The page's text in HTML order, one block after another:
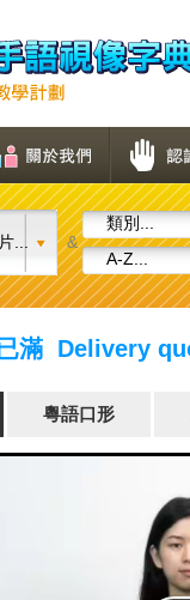
... &
類別...
A-Z...
滿 Delivery
粵語口形